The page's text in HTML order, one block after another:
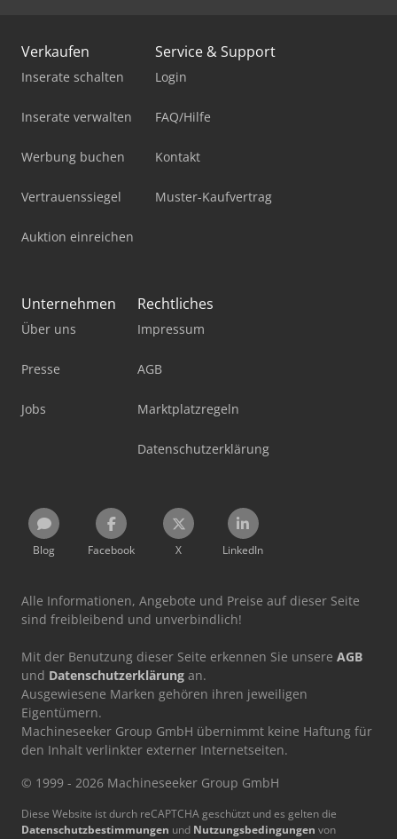
Verkaufen
Inserate schalten
Inserate verwalten
Werbung buchen
Vertrauenssiegel
Auktion einreichen
Service & Support
Login
FAQ/Hilfe
Kontakt
Muster-Kaufvertrag
Unternehmen
Über uns
Presse
Jobs
Rechtliches
Impressum
AGB
Marktplatzregeln
Datenschutzerklärung
Blog Facebook X LinkedIn
Alle Informationen, Angebote und Preise auf dieser Seite
sind freibleibend und unverbindlich!
Mit der Benutzung dieser Seite erkennen Sie unsere AGB
und Datenschutzerklärung an.
Ausgewiesene Marken gehören ihren jeweiligen
Eigentümern.
Machineseeker Group GmbH übernimmt keine Haftung für
den Inhalt verlinkter externer Internetseiten.
© 1999 - 2026 Machineseeker Group GmbH
Diese Website ist durch reCAPTCHA geschützt und es gelten die
Datenschutzbestimmungen und Nutzungsbedingungen von